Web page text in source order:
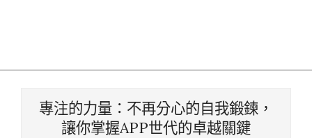
專注的力量：不再分心的自我鍛鍊，
讓你掌握APP世代的卓越關鍵